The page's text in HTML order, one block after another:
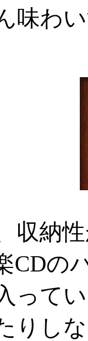
味わ
収納
CDの
って
りし